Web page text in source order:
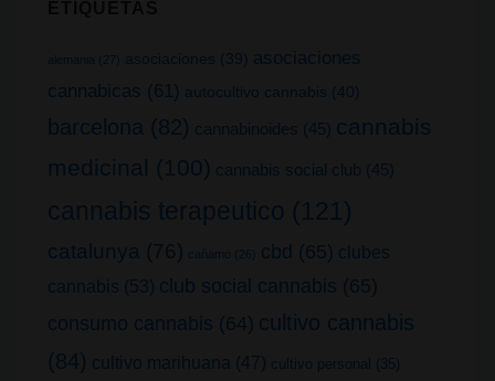
alemania (27) asociaciones (39)
asociaciones
cannabicas (61) autocultivo cannabis (40)
barcelona (82) cannabinoides (45) cannabis
medicinal (100) cannabis social club (45)
cannabis terapeutico (121)
catalunya (76) cañamo (26) cbd (65) clubes
cannabis (53) club social cannabis (65)
consumo cannabis (64) cultivo cannabis
(84) cultivo marihuana (47) cultivo personal (35)